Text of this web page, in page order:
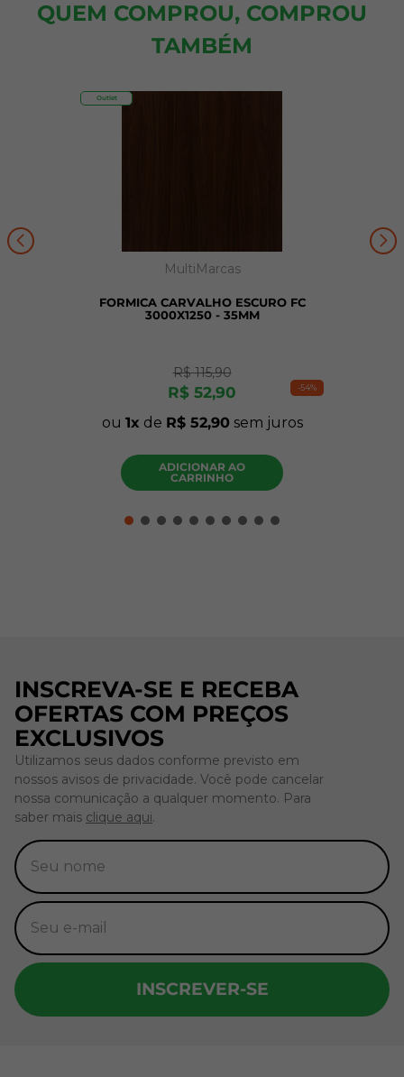
QUEM COMPROU, COMPROU
TAMBÉM
-54%
Outlet
MultiMarcas
FORMICA CARVALHO ESCURO FC
3000X1250 - 35MM
R$ 115,90
R$ 52,90
ou 1 de R$ 52,90 sem juros
ADICIONAR AO
CARRINHO
INSCREVA-SE E RECEBA
OFERTAS COM PREÇOS
EXCLUSIVOS
Utilizamos seus dados conforme previsto em
nossos avisos de privacidade. Você pode cancelar
nossa comunicação a qualquer momento. Para
saber mais clique aqui.
INSCREVER-SE